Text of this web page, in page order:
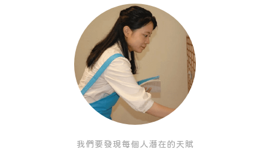
我們要發現每個人潛在的天賦